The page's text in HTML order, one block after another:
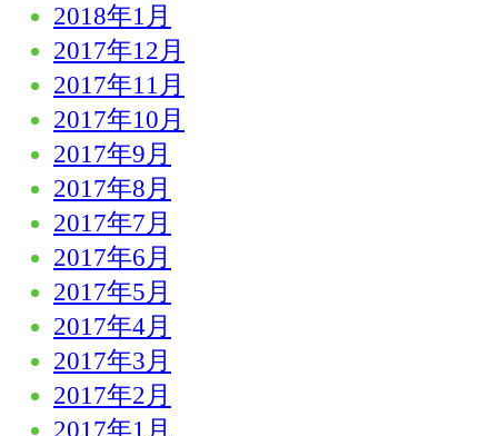
2018年1月
2017年12月
2017年11月
2017年10月
2017年9月
2017年8月
2017年7月
2017年6月
2017年5月
2017年4月
2017年3月
2017年2月
2017年1月